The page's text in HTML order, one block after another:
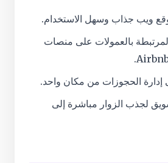
ويب جذاب وسهل الاستخدام.
بالعمولات على منصات
إدارة الحجوزات من مكان واحد.
لجذب الزوار مباشرة إلى